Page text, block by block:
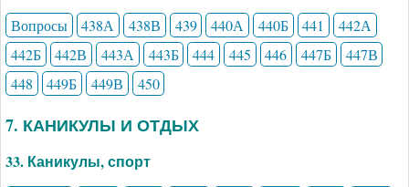
Вопросы 438А 438В 439 440А 440Б 441
442А
442Б
442В 443А 443Б 444 445 446 447Б
447В
448
449Б 449В 450
7. КАНИКУЛЫ И ОТДЫХ
33. Каникулы, спорт